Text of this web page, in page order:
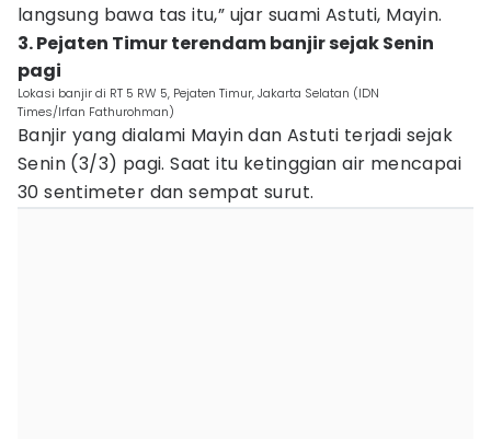
langsung bawa tas itu,” ujar suami Astuti, Mayin.
3. Pejaten Timur terendam banjir sejak Senin
pagi
Lokasi banjir di RT 5 RW 5, Pejaten Timur, Jakarta Selatan (IDN
Times/Irfan Fathurohman)
Banjir yang dialami Mayin dan Astuti terjadi sejak
Senin (3/3) pagi. Saat itu ketinggian air mencapai
30 sentimeter dan sempat surut.